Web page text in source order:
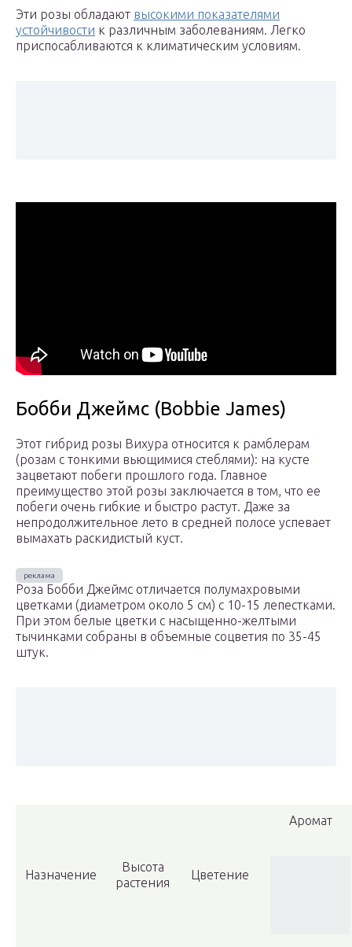
Эти розы обладают высокими показателями
устойчивости к различным заболеваниям. Легко
приспосабливаются к климатическим условиям.
Бобби Джеймс (Bobbie James)
Этот гибрид розы Вихура относится к рамблерам
(розам с тонкими вьющимися стеблями): на кусте
зацветают побеги прошлого года. Главное
преимущество этой розы заключается в том, что ее
побеги очень гибкие и быстро растут. Даже за
непродолжительное лето в средней полосе успевает
вымахать раскидистый куст.
Роза Бобби Джеймс отличается полумахровыми
цветками (диаметром около 5 см) с 10-15 лепестками.
При этом белые цветки с насыщенно-желтыми
тычинками собраны в объемные соцветия по 35-45
штук.
Назначение
Высота
растения
Цветение
Аромат